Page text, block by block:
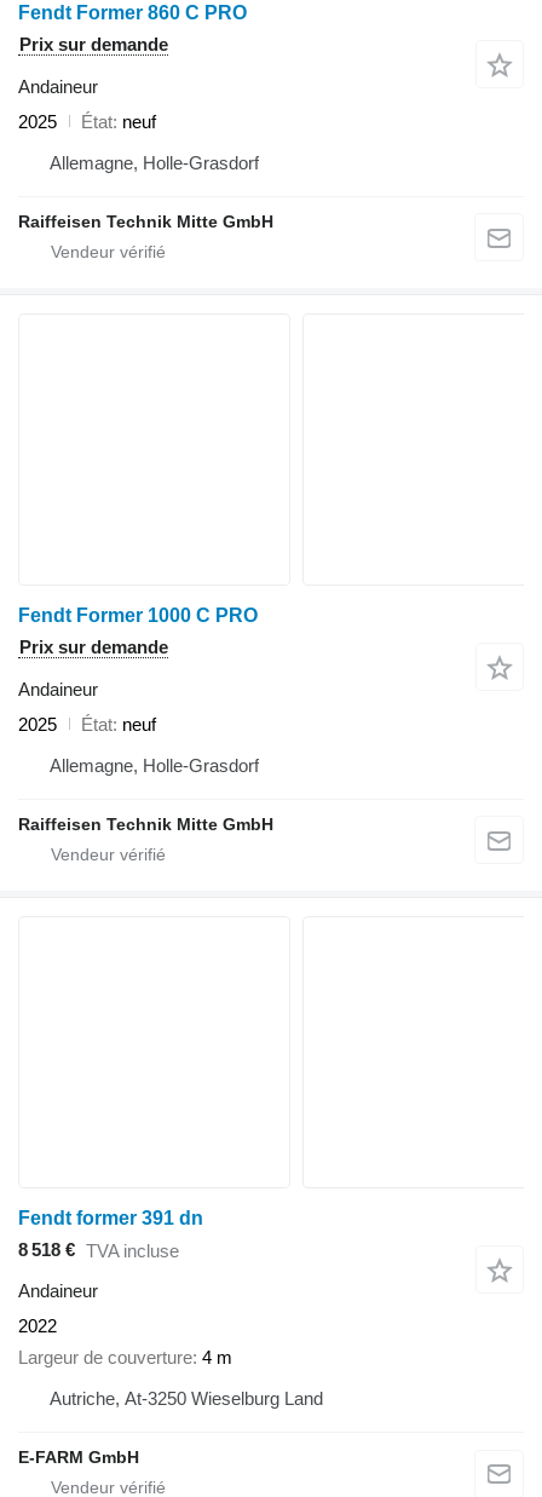
Fendt Former 860 C PRO
Prix sur demande
Andaineur
2025
État neuf
Allemagne, Holle-Grasdorf
Raiffeisen Technik Mitte GmbH
Fendt Former 1000 C PRO
Prix sur demande
Andaineur
2025
État neuf
Allemagne, Holle-Grasdorf
Raiffeisen Technik Mitte GmbH
Fendt former 391 dn
8 518 € TVA incluse
Andaineur
2022
Largeur de couverture 4 m
Autriche, At-3250 Wieselburg Land
E-FARM GmbH